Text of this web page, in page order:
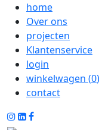
home
Over ons
projecten
Klantenservice
login
winkelwagen (0)
contact